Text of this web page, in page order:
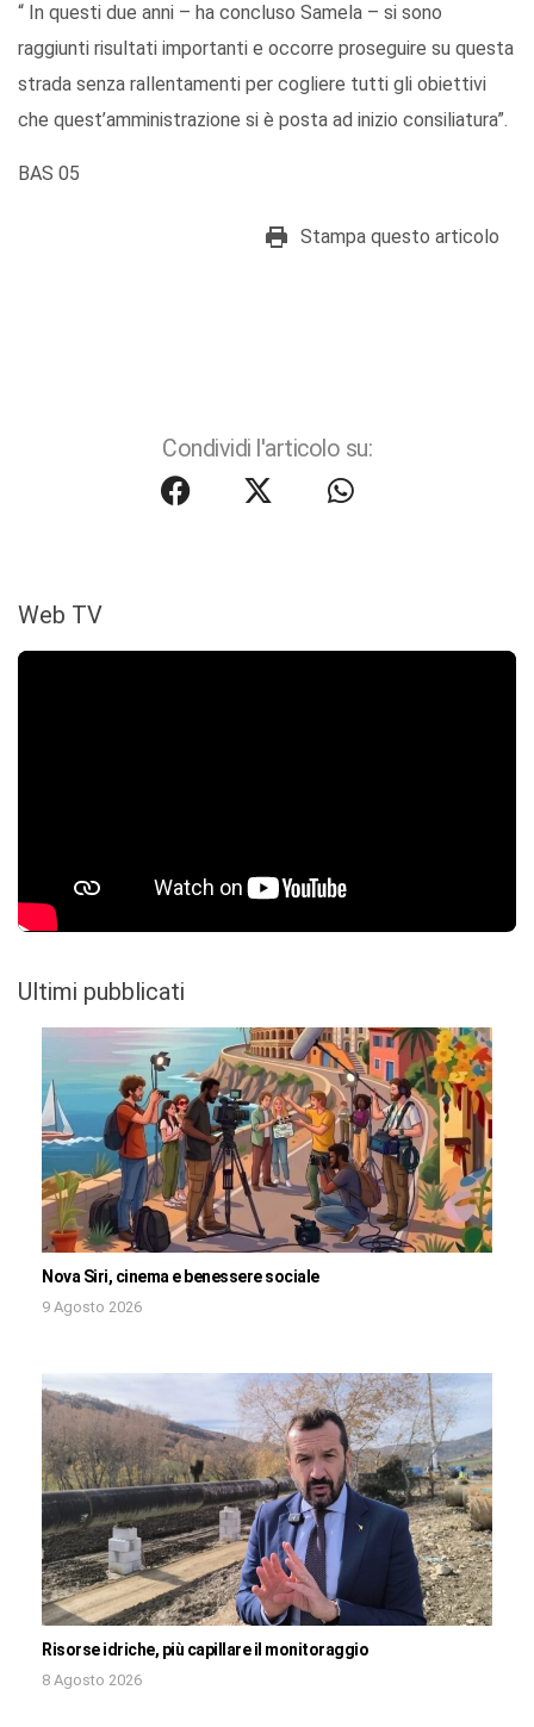
“ In questi due anni – ha concluso Samela – si sono
raggiunti risultati importanti e occorre proseguire su questa
strada senza rallentamenti per cogliere tutti gli obiettivi
che quest’amministrazione si è posta ad inizio consiliatura”.
BAS 05
Stampa questo articolo
Condividi l'articolo su:
Web TV
Ultimi pubblicati
Nova Siri, cinema e benessere sociale
9 Agosto 2026
Risorse idriche, più capillare il monitoraggio
8 Agosto 2026